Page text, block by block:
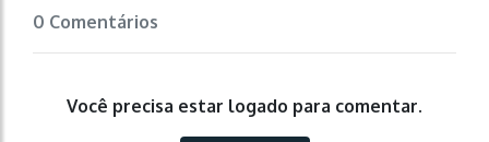
0 Comentários
Você precisa estar logado para comentar.